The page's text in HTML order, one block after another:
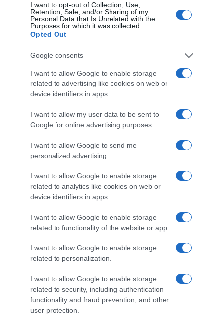
I want to opt-out of Collection, Use,
Retention, Sale, and/or Sharing of my
Personal Data that Is Unrelated with the
Purposes for which it was collected.
Opted Out
Google consents
I want to allow Google to enable storage
related to advertising like cookies on web or
device identifiers in apps.
I want to allow my user data to be sent to
Google for online advertising purposes.
I want to allow Google to send me
personalized advertising.
I want to allow Google to enable storage
related to analytics like cookies on web or
device identifiers in apps.
I want to allow Google to enable storage
related to functionality of the website or app.
I want to allow Google to enable storage
related to personalization.
I want to allow Google to enable storage
related to security, including authentication
functionality and fraud prevention, and other
user protection.
Sigue leyendo
EUROPA
Our Sticky Love: Dónde fue filmada la nueva serie
coreana de Netflix